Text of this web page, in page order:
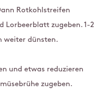
Rotkohlstreifen
Lorbeerblatt zugeben. 1-2
weiter dünsten.
und etwas reduzieren
zugeben.